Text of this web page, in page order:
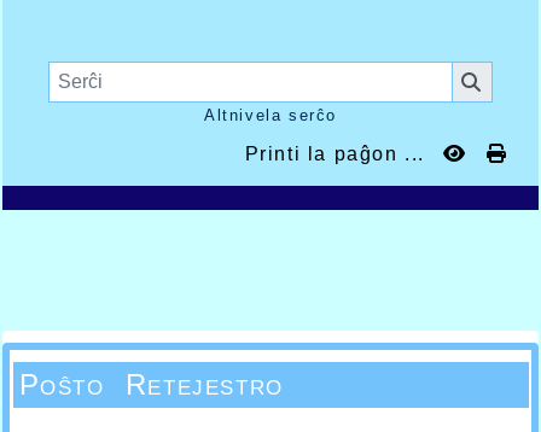
Altnivela serĉo
Printi la paĝon ...
Poŝto Retejestro